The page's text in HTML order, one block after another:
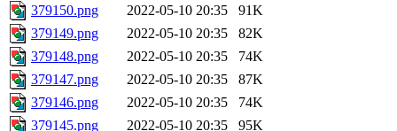
379150.png
2022-05-10 20:35
91K
379149.png
2022-05-10 20:35
82K
379148.png
2022-05-10 20:35
74K
379147.png
2022-05-10 20:35
87K
379146.png
2022-05-10 20:35
74K
379145.png
2022-05-10 20:35
95K